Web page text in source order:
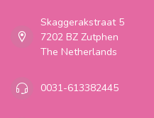
Skaggerakstraat 5
7202 BZ Zutphen
The Netherlands
0031-613382445